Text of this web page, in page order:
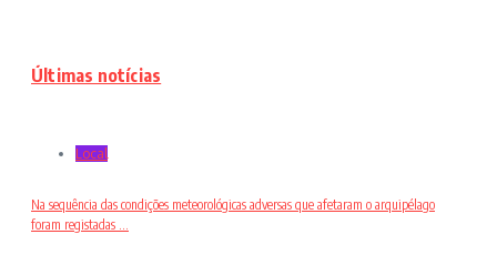
Últimas notícias
Local
Na sequência das condições meteorológicas adversas que afetaram o arquipélago
foram registadas ...